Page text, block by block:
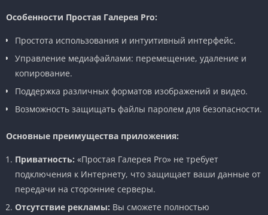
Особенности Простая Галерея Pro:
Простота использования и интуитивный интерфейс.
Управление медиафайлами: перемещение, удаление и
копирование.
Поддержка различных форматов изображений и видео.
Возможность защищать файлы паролем для безопасности.
Основные преимущества приложения:
Приватность: «Простая Галерея Pro» не требует
подключения к Интернету, что защищает ваши данные от
передачи на сторонние серверы.
Отсутствие рекламы: Вы сможете полностью